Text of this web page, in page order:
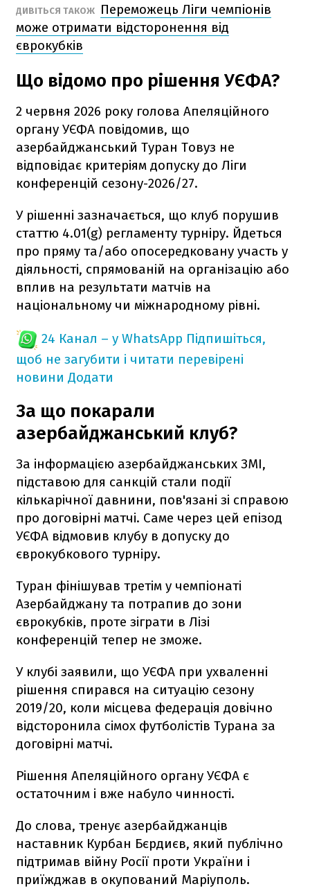
ДИВІТЬСЯ ТАКОЖ
Переможець Ліги чемпіонів
може отримати відсторонення від
єврокубків
Що відомо про рішення УЄФА?
2 червня 2026 року голова Апеляційного
органу УЄФА повідомив, що
азербайджанський Туран Товуз не
відповідає критеріям допуску до Ліги
конференцій сезону-2026/27.
У рішенні зазначається, що клуб порушив
статтю 4.01(g) регламенту турніру. Йдеться
про пряму та/або опосередковану участь у
діяльності, спрямованій на організацію або
вплив на результати матчів на
національному чи міжнародному рівні.
24 Канал – у WhatsApp Підпишіться,
щоб не загубити і читати перевірені
новини Додати
За що покарали
азербайджанський клуб?
За інформацією азербайджанських ЗМІ,
підставою для санкцій стали події
кількарічної давнини, пов'язані зі справою
про договірні матчі. Саме через цей епізод
УЄФА відмовив клубу в допуску до
єврокубкового турніру.
Туран фінішував третім у чемпіонаті
Азербайджану та потрапив до зони
єврокубків, проте зіграти в Лізі
конференцій тепер не зможе.
У клубі заявили, що УЄФА при ухваленні
рішення спирався на ситуацію сезону
2019/20, коли місцева федерація довічно
відсторонила сімох футболістів Турана за
договірні матчі.
Рішення Апеляційного органу УЄФА є
остаточним і вже набуло чинності.
До слова, тренує азербайджанців
наставник Курбан Бєрдиєв, який публічно
підтримав війну Росії проти України і
приїжджав в окупований Маріуполь.